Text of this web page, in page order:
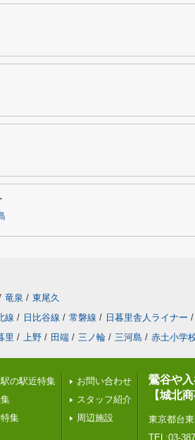
竜泉 / 東尾久
線 / 日比谷線 / 常磐線 / 日暮里舎人ライナー /
里 / 上野 / 田端 / 三ノ輪 / 三河島 / 赤土小学
の駅近特集
集
お問い合わせ
スタッフ紹介
周辺施設
鶯谷や
【城北
東京都台
TEL:03-